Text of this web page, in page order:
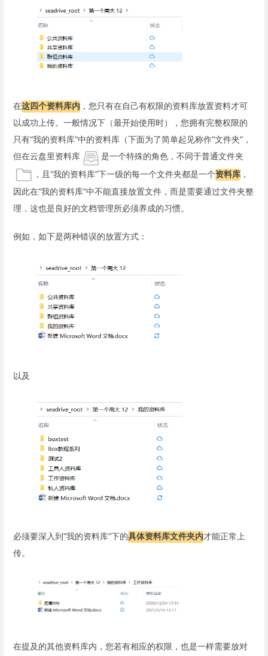
在这四个资料库内 ，您只有在自己有权限的资料库放置资料才可
以成功上传。一般情况下（最开始使用时），您拥有完整权限的
只有“我的资料库”中的资料库（下面为了简单起见称作“文件夹”，
但在云盘里资料库
是一个特殊的角色，不同于普通文件夹
，且“我的资料库”下一级的每一个文件夹都是一个资料库 ，
因此在“我的资料库”中不能直接放置文件，而是需要通过文件夹整
理，这也是良好的文档管理所必须养成的习惯。
例如，如下是两种错误的放置方式：
以及
必须要深入到“我的资料库”下的具体资料库文件夹内才能正常上
传。
在提及的其他资料库内，您若有相应的权限，也是一样需要放对